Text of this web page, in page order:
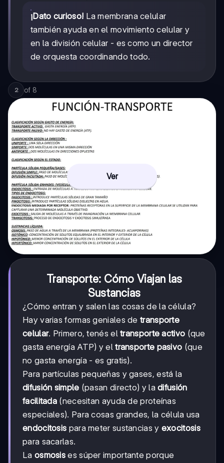
¡Dato curioso! La membrana celular
también ayuda en el movimiento celular y
en la división celular - es como un director
de orquesta coordinando todo.
2 of 8
Ver
Transporte: Cómo Viajan las
Sustancias
¿Cómo entran y salen las cosas de la célula?
Hay varias formas geniales detransporte
celular. Primero, tenés eltransporte activo (que
gasta energía ATP) y eltransporte pasivo (que
no gasta energía - es gratis).
Para partículas pequeñas y gases, está la
difusión simple (pasan directo) y ladifusión
facilitada (necesitan ayuda de proteínas
especiales). Para cosas grandes, la célula usa
endocitosis para meter sustancias y exocitosis
para sacarlas.
La osmosis es súper importante porque